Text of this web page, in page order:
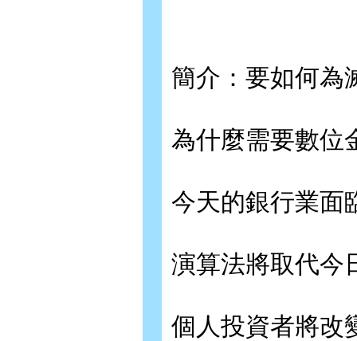
簡介：要如何為
為什麼需要數位
今天的銀行業面
演算法將取代今
個人投資者將改